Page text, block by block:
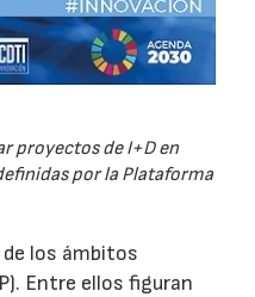
proyectos de I+D en
por la Plataforma
los ámbitos
Entre ellos figuran